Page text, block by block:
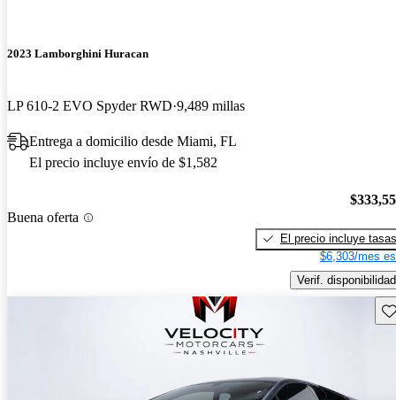
2023 Lamborghini Huracan
LP 610-2 EVO Spyder RWD 9,489 millas
Entrega a domicilio desde Miami, FL
El precio incluye envío de $1,582
Buena oferta
El precio incluye tasas
$6,303/mes
Verif. disponibilidad